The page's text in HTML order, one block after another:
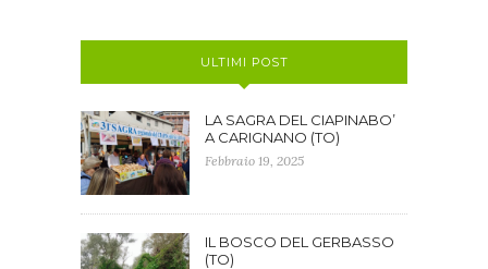
ULTIMI POST
LA SAGRA DEL CIAPINABO’
A CARIGNANO (TO)
Febbraio 19, 2025
IL BOSCO DEL GERBASSO
(TO)